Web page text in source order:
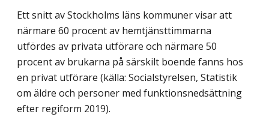
Ett snitt av Stockholms läns kommuner visar att
närmare 60 procent av hemtjänst­timmarna
utfördes av privata utförare och närmare 50
procent av brukarna på särskilt boende fanns hos
en privat utförare (källa: Socialstyrelsen, Statistik
om äldre och personer med funktionsnedsättning
efter regiform 2019).